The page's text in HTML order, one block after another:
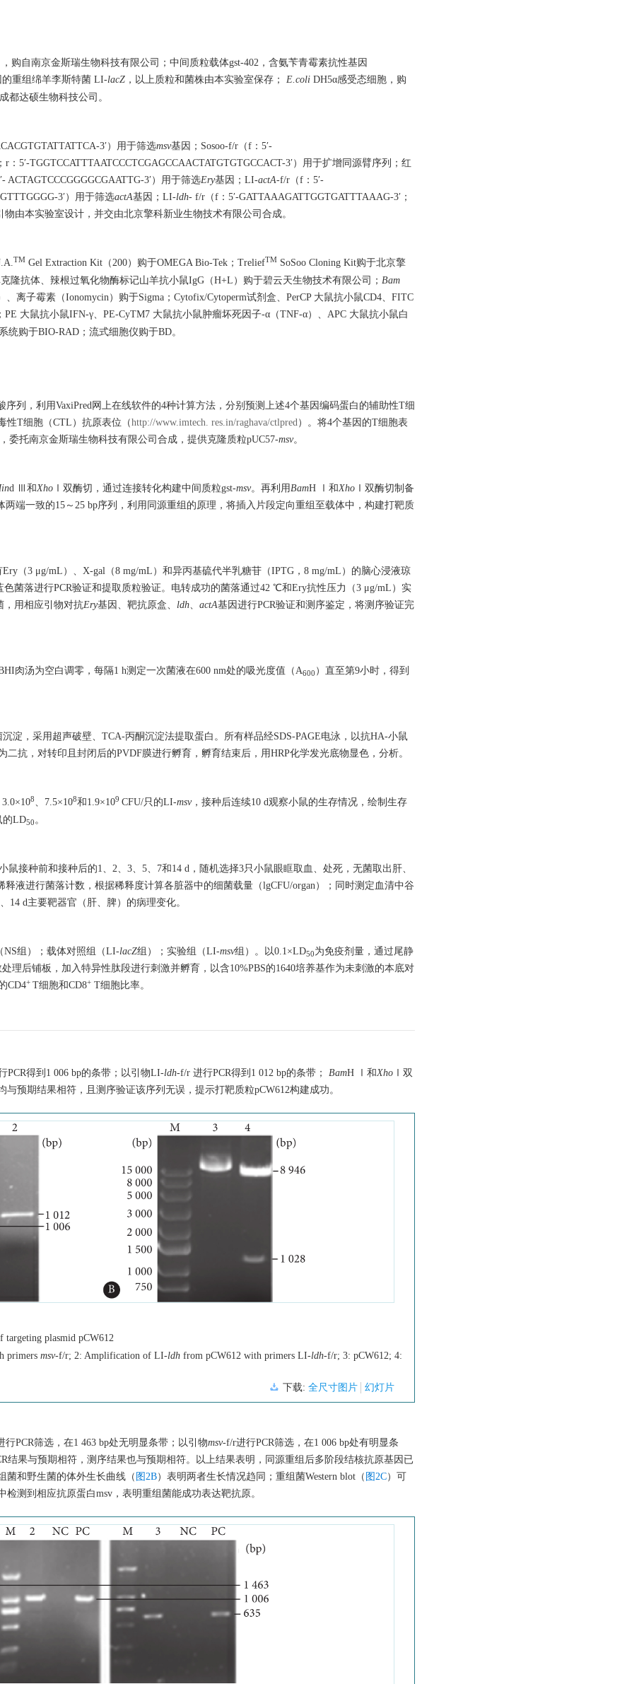
，购自南京金斯瑞生物科技有限公司；中间质粒载体gst-402，含氨苄青霉素抗性基因
的重组绵羊李斯特菌 LI-lacZ ，以上质粒和菌株由本实验室保存； E.coli DH5α感受态细胞，购
都达硕生物科技公司。
3′）用于筛选msv基因；Sosoo-f/r（f：5′-
：5′-TGGTCCATTTAATCCCTCGAGCCAACTATGTGTGCCACT-3′）用于扩增同源臂序列；红
ACTAGTCCCGGGGCGAATTG-3′）用于筛选Ery基因；LI-actA-f/r（f：5′-
3′）用于筛选actA基因；LI-ldh- f/r（f：5′-GATTAAAGATTGGTGATTTAAAG-3′；
由本实验室设计，并交由北京擎科新业生物技术有限公司合成。
TM Gel Extraction Kit（200）购于OMEGA Bio-Tek；TreliefTM SoSoo Cloning Kit购于北京擎
抗体、辣根过氧化物酶标记山羊抗小鼠IgG（H+L）购于碧云天生物技术有限公司； Bam
离子霉素（Ionomycin）购于Sigma；Cytofix/Cytoperm试剂盒、PerCP 大鼠抗小鼠CD4、FITC
；PE 大鼠抗小鼠IFN-γ、PE-CyTM7 大鼠抗小鼠肿瘤坏死因子-α（TNF-α）、APC 大鼠抗小鼠白
统购于BIO-RAD；流式细胞仪购于BD。
序列，利用VaxiPred网上在线软件的4种计算方法，分别预测上述4个基因编码蛋白的辅助性T细
性T细胞（CTL）抗原表位（http://www.imtech. res.in/raghava/ctlpred）。将4个基因的T细胞表
，委托南京金斯瑞生物科技有限公司合成，提供克隆质粒pUC57-msv。
d Ⅲ和Xho Ⅰ双酶切，通过连接转化构建中间质粒gst-msv。再利用BamH Ⅰ和Xho Ⅰ双酶切制备
端一致的15～25 bp序列，利用同源重组的原理，将插入片段定向重组至载体中，构建打靶质
Ery（3 μg/mL）、X-gal（8 mg/mL）和异丙基硫代半乳糖苷（IPTG，8 mg/mL）的脑心浸液琼
菌落进行PCR验证和提取质粒验证。电转成功的菌落通过42 ℃和Ery抗性压力（3 μg/mL）实
，用相应引物对抗Ery基因、靶抗原盒、 ldh、 actA基因进行PCR验证和测序鉴定，将测序验证完
肉汤为空白调零，每隔1 h测定一次菌液在600 nm处的吸光度值（A600 ）直至第9小时，得到
淀，采用超声破壁、TCA-丙酮沉淀法提取蛋白。所有样品经SDS-PAGE电泳，以抗HA-小鼠
抗，对转印且封闭后的PVDF膜进行孵育，孵育结束后，用HRP化学发光底物显色，分析。
3.0×108、7.5×108和1.9×109 CFU/只的LI-msv，接种后连续10 d观察小鼠的生存情况，绘制生存
的LD50。
鼠接种前和接种后的1、2、3、5、7和14 d，随机选择3只小鼠眼眶取血、处死，无菌取出肝、
液进行菌落计数，根据稀释度计算各脏器中的细菌载量（lgCFU/organ）；同时测定血清中谷
d主要靶器官（肝、脾）的病理变化。
NS组）；载体对照组（LI-lacZ组）；实验组（LI-msv组）。以0.1×LD50为免疫剂量，通过尾静
理后铺板，加入特异性肽段进行刺激并孵育，以含10%PBS的1640培养基作为未刺激的本底对
CD4+ T细胞和CD8+ T细胞比率。
PCR得到1 006 bp的条带；以引物LI-ldh-f/r 进行PCR得到1 012 bp的条带； BamH Ⅰ和Xho Ⅰ双
预期结果相符，且测序验证该序列无误，提示打靶质粒pCW612构建成功。
targeting plasmid pCW612
primers msv-f/r; 2: Amplification of LI-ldh from pCW612 with primers LI-ldh-f/r; 3: pCW612; 4:
下载: 全尺寸图片 幻灯片
行PCR筛选，在1 463 bp处无明显条带；以引物msv-f/r进行PCR筛选，在1 006 bp处有明显条
结果与预期相符，测序结果也与预期相符。以上结果表明，同源重组后多阶段结核抗原基因已
菌和野生菌的体外生长曲线（ 图2B）表明两者生长情况趋同；重组菌Western blot（ 图2C）可
测到相应抗原蛋白msv，表明重组菌能成功表达靶抗原。